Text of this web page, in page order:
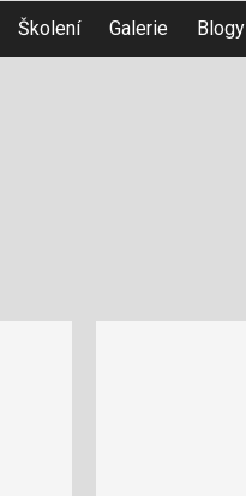
Školení Galerie Blogy